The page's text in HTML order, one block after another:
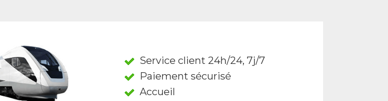
Service client 24h/24, 7j/7
Paiement sécurisé
Accueil